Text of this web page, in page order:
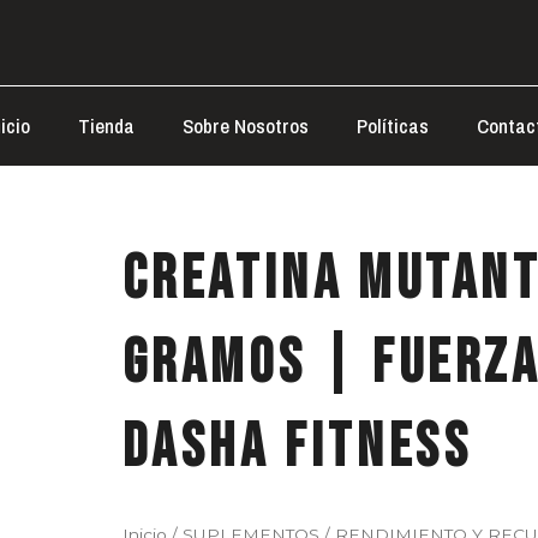
Tienda Sobre Nosotros Políticas
CREATINA
gramos |
Dasha Fitness